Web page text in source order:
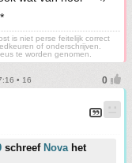
is niet perse feitelijk correct
of onderschrijven.
te worden genomen.
• 16
schreef Novahet